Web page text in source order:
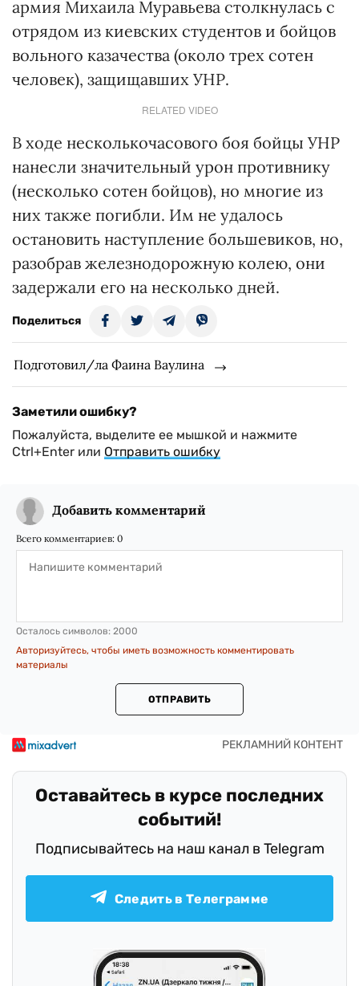
армия Михаила Муравьева столкнулась с
отрядом из киевских студентов и бойцов
вольного казачества (около трех сотен
человек), защищавших УНР.
RELATED VIDEO
В ходе несколькочасового боя бойцы УНР
нанесли значительный урон противнику
(несколько сотен бойцов), но многие из
них также погибли. Им не удалось
остановить наступление большевиков, но,
разобрав железнодорожную колею, они
задержали его на несколько дней.
Поделиться
Подготовил/ла Фаина Ваулина
Заметили ошибку?
Пожалуйста, выделите ее мышкой и нажмите
Ctrl+Enter или Отправить ошибку
Добавить комментарий
Всего комментариев: 0
Осталось символов: 2000
Авторизуйтесь, чтобы иметь возможность комментировать
материалы
ОТПРАВИТЬ
Оставайтесь в курсе последних
событий!
Подписывайтесь на наш канал в Telegram
Следить в Телеграмме